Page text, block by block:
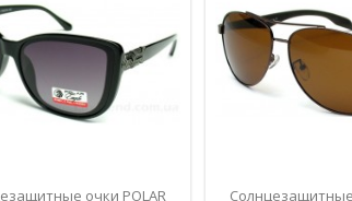
очки 1821
синие
750 грн
КУПИТЬ
750
КУПИТЬ